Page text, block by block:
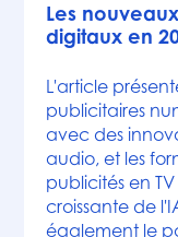
Les
digitaux en
L'article
publicitaires
avec des
audio, et les
publicités en
croissante de
également le